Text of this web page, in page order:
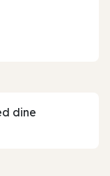
dine